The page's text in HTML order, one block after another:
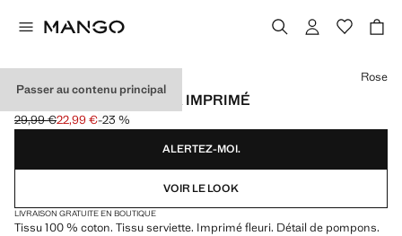
Passer au contenu principal
SERVIETTE DE PLAGE À IMPRIMÉ
Prix initial barré [29,99 € ]
29,99 €
Prix actuel [22,99 € ]
22,99 €-23 %
Choisissez une couleur
Rose
ALERTEZ-MOI.
VOIR LE LOOK
LIVRAISON GRATUITE EN BOUTIQUE
Tissu 100 % coton. Tissu serviette. Imprimé fleuri. Détail de pompons.